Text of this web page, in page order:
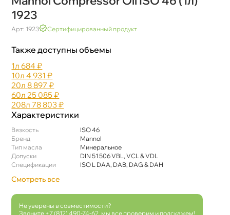
1923
Арт: 1923 Сертифицированный продукт
Также доступны объемы
1л 684 ₽
10л 4 931 ₽
20л 8 897 ₽
60л 25 085 ₽
208л 78 803 ₽
Характеристики
язкость
ISO 46
Бренд
Mannol
Тип масла
Минеральное
Допуски
DIN 51 506 VBL, VCL & VDL
Спецификации
ISO L DAA, DAB, DAG & DAH
Смотреть все
Не уверены в совместимости?
Звоните +7 (812) 490-74-62 , мы все проверим и подскажем!